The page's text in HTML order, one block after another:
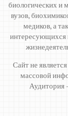
биологических и
вузов,
медиков, а
интересующихся
Сайт не
массовой
Аудитория